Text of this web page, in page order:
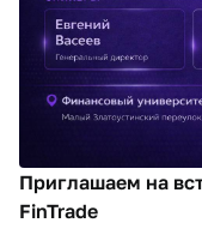
Приглашаем на
FinTrade